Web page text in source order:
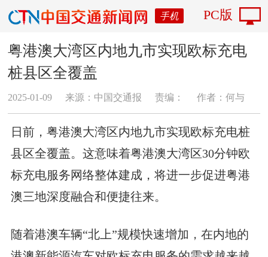
手机 PC版
粤港澳大湾区内地九市实现欧标充电
桩县区全覆盖
2025-01-09 来源：中国交通报 责编： 作者：何与
日前，粤港澳大湾区内地九市实现欧标充电桩
县区全覆盖。这意味着粤港澳大湾区30分钟欧
标充电服务网络整体建成，将进一步促进粤港
澳三地深度融合和便捷往来。
随着港澳车辆“北上”规模快速增加，在内地的